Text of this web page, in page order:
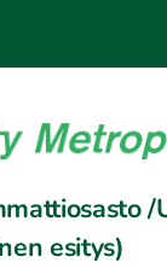
Jyty Metropoli
/
esitys)